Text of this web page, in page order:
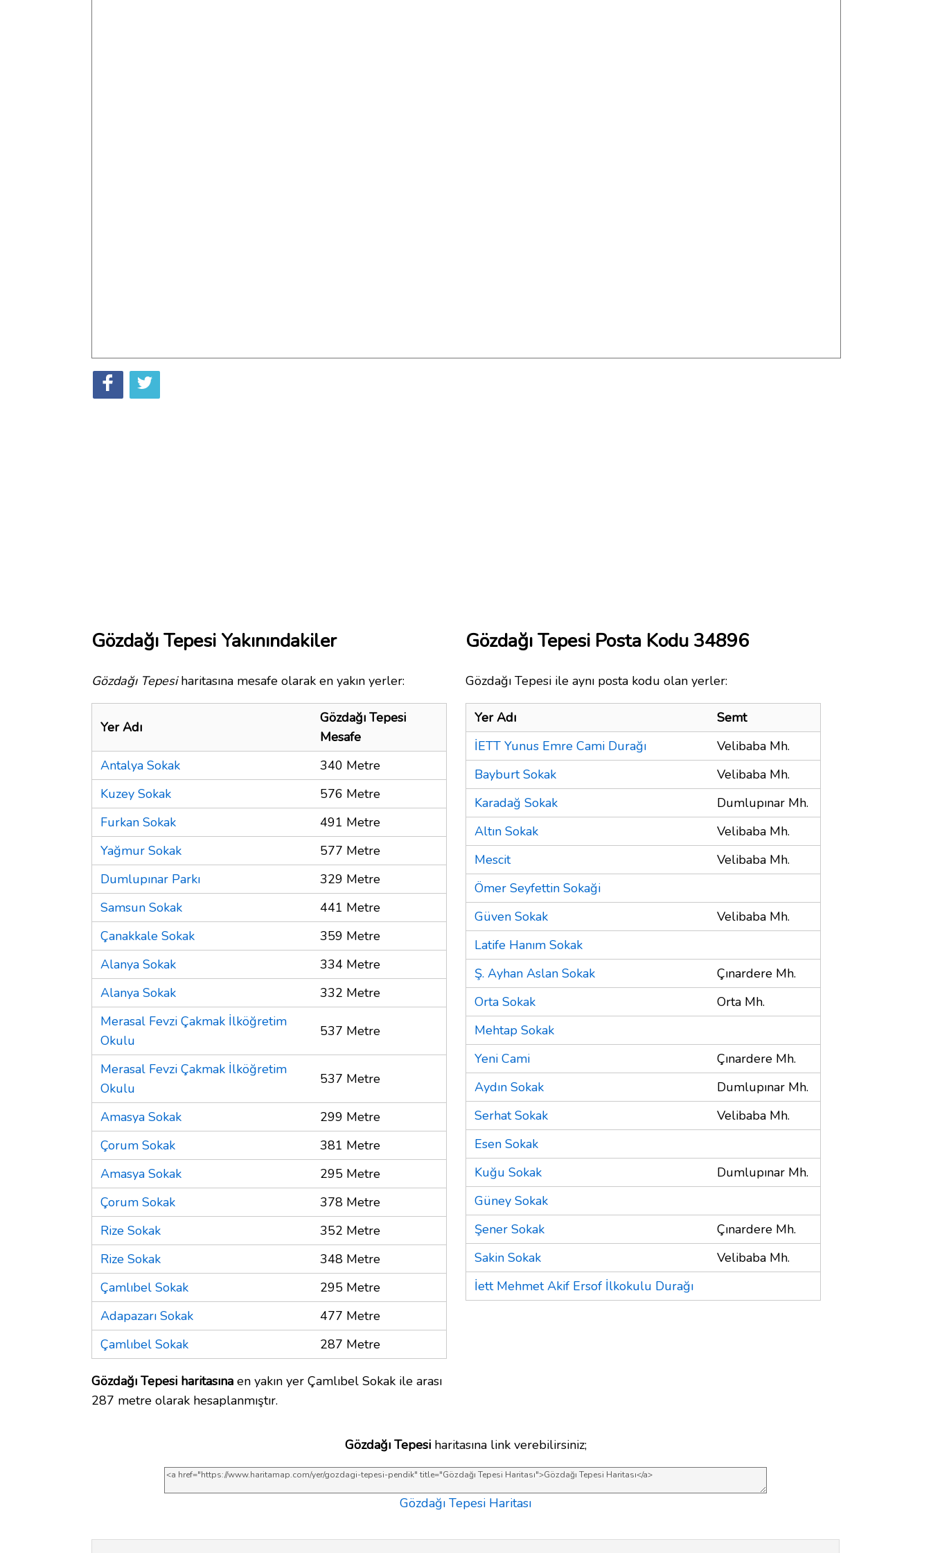
Gözdağı Tepesi Yakınındakiler
Gözdağı Tepesiharitasına mesafe olarak en yakın yerler:
Yer Adı
Gözdağı Tepesi
Mesafe
Antalya Sokak
340 Metre
Kuzey Sokak
576 Metre
Furkan Sokak
491 Metre
Yağmur Sokak
577 Metre
Dumlupınar Parkı
329 Metre
Samsun Sokak
441 Metre
Çanakkale Sokak
359 Metre
Alanya Sokak
334 Metre
Alanya Sokak
332 Metre
Merasal Fevzi Çakmak İlköğretim
Okulu
537 Metre
Merasal Fevzi Çakmak İlköğretim
Okulu
537 Metre
Amasya Sokak
299 Metre
Çorum Sokak
381 Metre
Amasya Sokak
295 Metre
Çorum Sokak
378 Metre
Rize Sokak
352 Metre
Rize Sokak
348 Metre
Çamlıbel Sokak
295 Metre
Adapazarı Sokak
477 Metre
Çamlıbel Sokak
287 Metre
Gözdağı Tepesi haritasına en yakın yer Çamlıbel Sokak ile arası
287 metre olarak hesaplanmıştır.
Gözdağı Tepesi Posta Kodu 34896
Gözdağı Tepesi ile aynı posta kodu olan yerler:
Yer Adı
Semt
İETT Yunus Emre Cami Durağı
Velibaba Mh.
Bayburt Sokak
Velibaba Mh.
Karadağ Sokak
Dumlupınar Mh.
Altın Sokak
Velibaba Mh.
Mescit
Velibaba Mh.
Ömer Seyfettin Sokaği
Güven Sokak
Velibaba Mh.
Latife Hanım Sokak
Ş. Ayhan Aslan Sokak
Çınardere Mh.
Orta Sokak
Orta Mh.
Mehtap Sokak
Yeni Cami
Çınardere Mh.
Aydın Sokak
Dumlupınar Mh.
Serhat Sokak
Velibaba Mh.
Esen Sokak
Kuğu Sokak
Dumlupınar Mh.
Güney Sokak
Şener Sokak
Çınardere Mh.
Sakin Sokak
Velibaba Mh.
İett Mehmet Akif Ersof İlkokulu Durağı
Gözdağı Tepesiharitasına link verebilirsiniz;
Gözdağı Tepesi Haritası